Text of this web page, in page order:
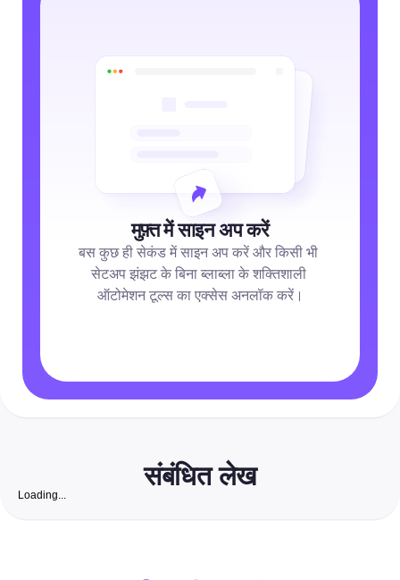
मुफ़्त में साइन अप करें
बस कुछ ही सेकंड में साइन अप करें और किसी भी
सेटअप झंझट के बिना ब्लाब्ला के शक्तिशाली
ऑटोमेशन टूल्स का एक्सेस अनलॉक करें।
संबंधित लेख
Loading...